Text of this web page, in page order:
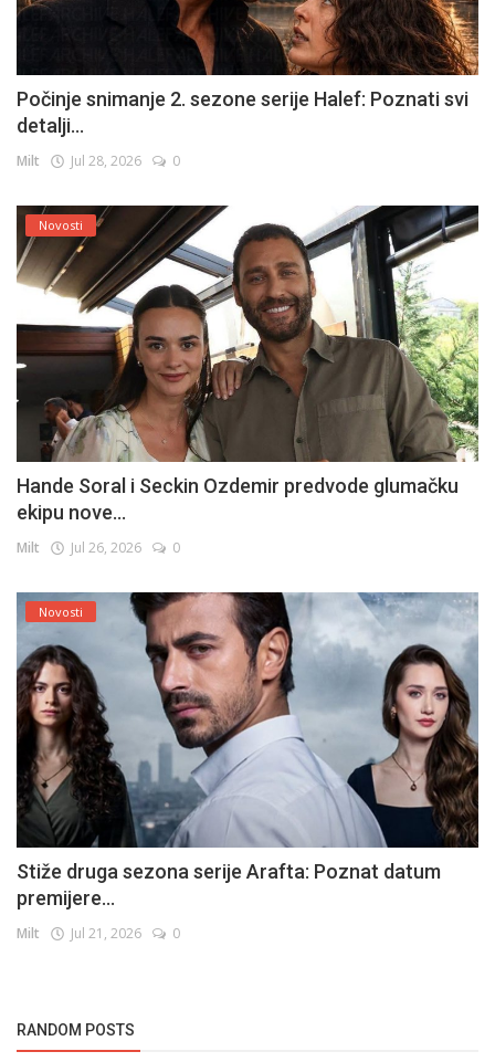
Počinje snimanje 2. sezone serije Halef: Poznati svi
detalji...
Milt Jul 28, 2026 0
Novosti
Hande Soral i Seckin Ozdemir predvode glumačku
ekipu nove...
Milt Jul 26, 2026 0
Novosti
Stiže druga sezona serije Arafta: Poznat datum
premijere...
Milt Jul 21, 2026 0
RANDOM POSTS